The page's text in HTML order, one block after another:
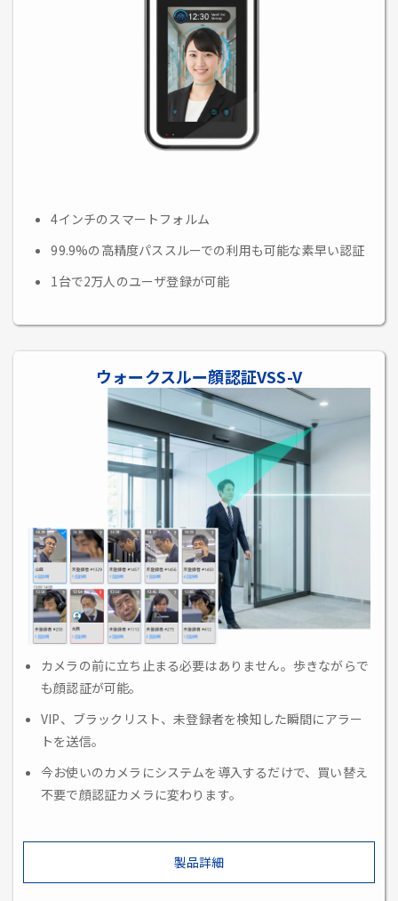
4インチのスマートフォルム
99.9%の高精度パススルーでの利用も可能な素早い認証
1台で2万人のユーザ登録が可能
ウォークスルー顔認証VSS-V
カメラの前に立ち止まる必要はありません。歩きながらで
も顔認証が可能。
VIP、ブラックリスト、未登録者を検知した瞬間にアラー
トを送信。
今お使いのカメラにシステムを導入するだけで、買い替え
不要で顔認証カメラに変わります。
製品詳細